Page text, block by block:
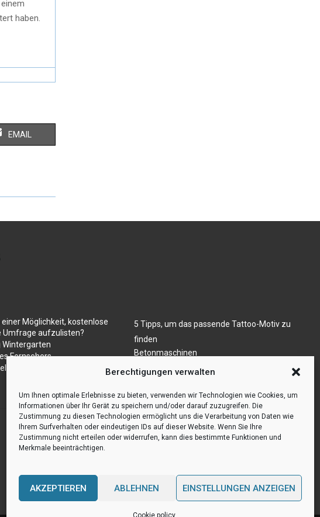
Berechtigungen verwalten
Um Ihnen optimale Erlebnisse zu bieten, verwenden wir Technologien wie Cookies, um
Informationen über Ihr Gerät zu speichern und/oder darauf zuzugreifen. Die
Zustimmung zu diesen Technologien ermöglicht uns die Verarbeitung von Daten wie
Ihrem Surfverhalten oder eindeutigen IDs auf dieser Website. Wenn Sie Ihre
Zustimmung nicht erteilen oder widerrufen, kann dies bestimmte Funktionen und
Merkmale beeinträchtigen.
AKZEPTIEREN ABLEHNEN EINSTELLUNGEN ANZEIGEN
Cookie policy
haben.
EMAIL
Möglichkeit, kostenlose
Umfrage aufzulisten?
Wintergarten
Fernsehers
für Umzugs- und/oder
5 Tipps, um das passende Tattoo-Motiv zu
finden
Betonmaschinen
Die Automatisierung der Sackentleerung